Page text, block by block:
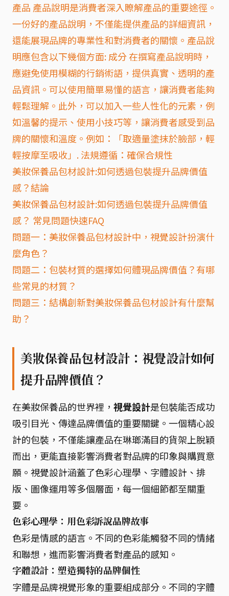
產品 產品說明是消費者深入瞭解產品的重要途徑。
一份好的產品說明，不僅能提供產品的詳細資訊，
還能展現品牌的專業性和對消費者的關懷。產品說
明應包含以下幾個方面: 成分 在撰寫產品說明時，
應避免使用模糊的行銷術語，提供真實、透明的產
品資訊。可以使用簡單易懂的語言，讓消費者能夠
輕鬆理解。此外，可以加入一些人性化的元素，例
如溫馨的提示、使用小技巧等，讓消費者感受到品
牌的關懷和溫度。例如：「取適量塗抹於臉部，輕
輕按摩至吸收」. 法規遵循：確保合規性
美妝保養品包材設計:如何透過包裝提升品牌價值
感？結論
美妝保養品包材設計:如何透過包裝提升品牌價值
感？ 常見問題快速FAQ
問題一：美妝保養品包材設計中，視覺設計扮演什
麼角色？
問題二：包裝材質的選擇如何體現品牌價值？有哪
些常見的材質？
問題三：結構創新對美妝保養品包材設計有什麼幫
助？
美妝保養品包材設計：視覺設計如何
提升品牌價值？
在美妝保養品的世界裡， 視覺設計是包裝能否成功
吸引目光、傳達品牌價值的重要關鍵。一個精心設
計的包裝，不僅能讓產品在琳瑯滿目的貨架上脫穎
而出，更能直接影響消費者對品牌的印象與購買意
願。視覺設計涵蓋了色彩心理學、字體設計、排
版、圖像運用等多個層面，每一個細節都至關重
要。
色彩心理學：用色彩訴說品牌故事
色彩是情感的語言。不同的色彩能觸發不同的情緒
和聯想，進而影響消費者對產品的感知。
字體設計：塑造獨特的品牌個性
字體是品牌視覺形象的重要組成部分。不同的字體